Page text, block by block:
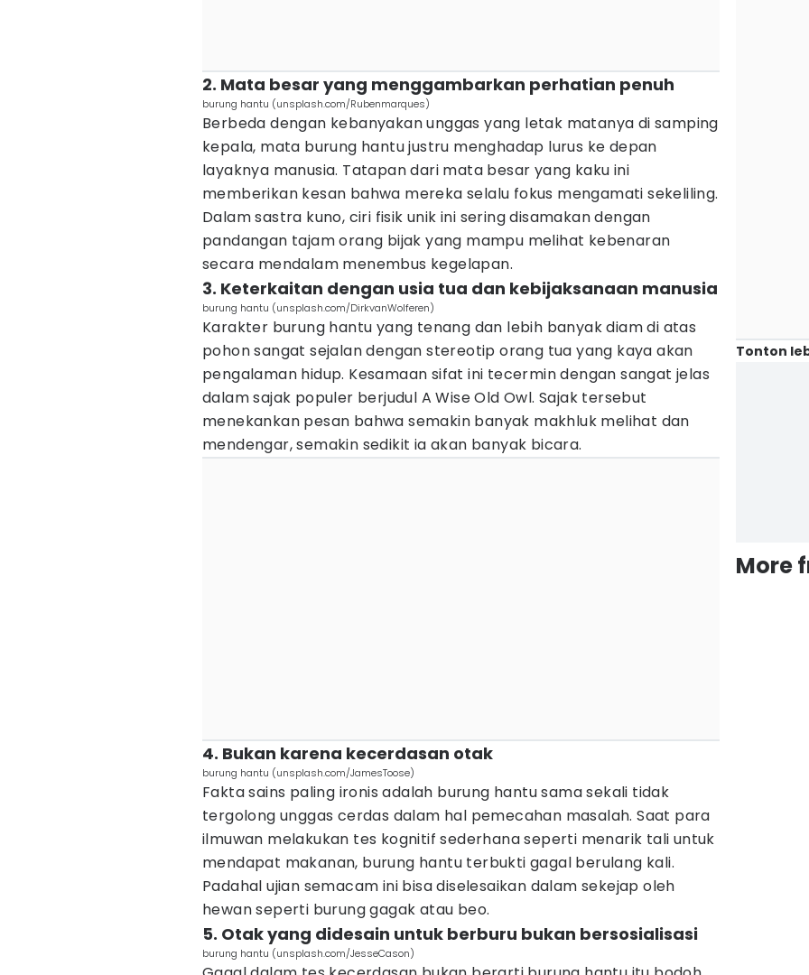
2. Mata besar yang menggambarkan perhatian penuh
burung hantu (unsplash.com/Rubenmarques)
Berbeda dengan kebanyakan unggas yang letak matanya di samping
kepala, mata burung hantu justru menghadap lurus ke depan
layaknya manusia. Tatapan dari mata besar yang kaku ini
memberikan kesan bahwa mereka selalu fokus mengamati sekeliling.
Dalam sastra kuno, ciri fisik unik ini sering disamakan dengan
pandangan tajam orang bijak yang mampu melihat kebenaran
secara mendalam menembus kegelapan.
3. Keterkaitan dengan usia tua dan kebijaksanaan manusia
burung hantu (unsplash.com/DirkvanWolferen)
Karakter burung hantu yang tenang dan lebih banyak diam di atas
pohon sangat sejalan dengan stereotip orang tua yang kaya akan
pengalaman hidup. Kesamaan sifat ini tecermin dengan sangat jelas
dalam sajak populer berjudul A Wise Old Owl. Sajak tersebut
menekankan pesan bahwa semakin banyak makhluk melihat dan
mendengar, semakin sedikit ia akan banyak bicara.
4. Bukan karena kecerdasan otak
burung hantu (unsplash.com/JamesToose)
Fakta sains paling ironis adalah burung hantu sama sekali tidak
tergolong unggas cerdas dalam hal pemecahan masalah. Saat para
ilmuwan melakukan tes kognitif sederhana seperti menarik tali untuk
mendapat makanan, burung hantu terbukti gagal berulang kali.
Padahal ujian semacam ini bisa diselesaikan dalam sekejap oleh
hewan seperti burung gagak atau beo.
5. Otak yang didesain untuk berburu bukan bersosialisasi
burung hantu (unsplash.com/JesseCason)
Tonton
More